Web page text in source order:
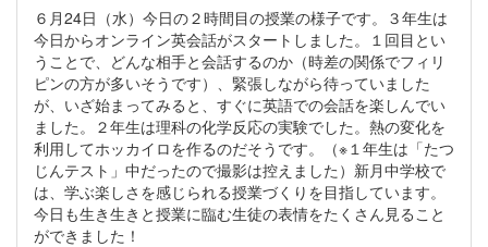
６月24日（水）今日の２時間目の授業の様子です。３年生は
今日からオンライン英会話がスタートしました。１回目とい
うことで、どんな相手と会話するのか（時差の関係でフィリ
ピンの方が多いそうです）、緊張しながら待っていました
が、いざ始まってみると、すぐに英語での会話を楽しんでい
ました。２年生は理科の化学反応の実験でした。熱の変化を
利用してホッカイロを作るのだそうです。（※１年生は「たつ
じんテスト」中だったので撮影は控えました）新月中学校で
は、学ぶ楽しさを感じられる授業づくりを目指しています。
今日も生き生きと授業に臨む生徒の表情をたくさん見ること
ができました！